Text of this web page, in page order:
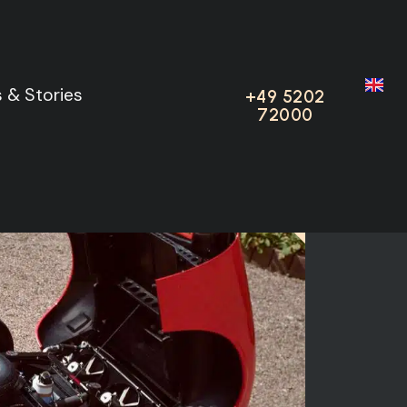
& Stories
+49 5202
72000
& Stories
+49 5202
72000